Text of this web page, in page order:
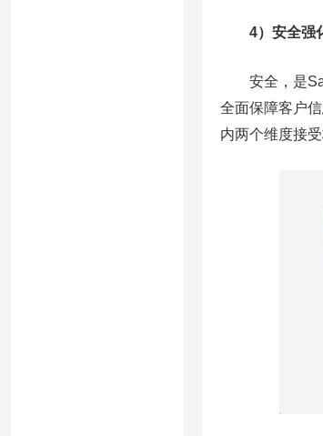
4）安全强
安全，是
全面保障客户
内两个维度接